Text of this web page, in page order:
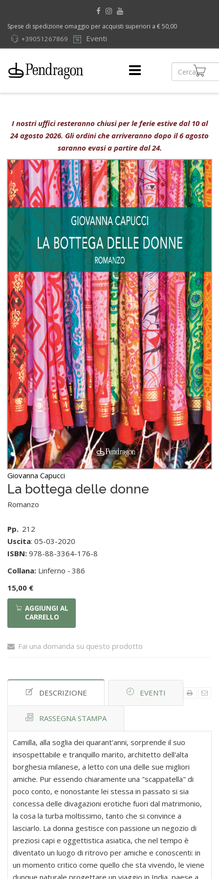
Spese di spedizione omaggio per acquisti superiori a € 50,00
Eventi
+39051267869
I nostri uffici resteranno chiusi per le ferie estive dal 10 al
24 agosto 2026. Gli ordini che arriveranno dopo il 6 agosto
saranno evasi a partire dal 24.
Giovanna Capucci
La bottega delle donne
Romanzo
Pp. 212
Uscita: 05-03-2020
ISBN: 978-88-3364-176-8
Collana: Linferno - 386
15,00 €
AGGIUNGI AL
CARRELLO
Fai una domanda su questo prodotto
DESCRIZIONE EVENTI
RASSEGNA STAMPA
Camilla, alla soglia dei quarant'anni, sorprende il suo
insospettabile e tranquillo marito, architetto dell'alta
borghesia milanese, a letto con una delle sue migliori
amiche. Pur essendo chiaramente una "scappatella" di
poco conto, e nonostante lei stessa in passato si sia
concessa delle divagazioni erotiche fuori dal matrimonio,
la cosa la turba moltissimo, tanto che si convince a
lasciarlo. La donna gestisce con passione un negozio di
preziosi capi e oggettistica asiatica, che nel tempo è
diventato un luogo di ritrovo per amiche e conoscenti: in
un momento critico come quello che sta vivendo, le viene